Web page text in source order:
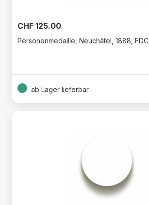
CHF 125.00
Personenmedaille, Neuchâtel, 1888, FDC
ab Lager lieferbar